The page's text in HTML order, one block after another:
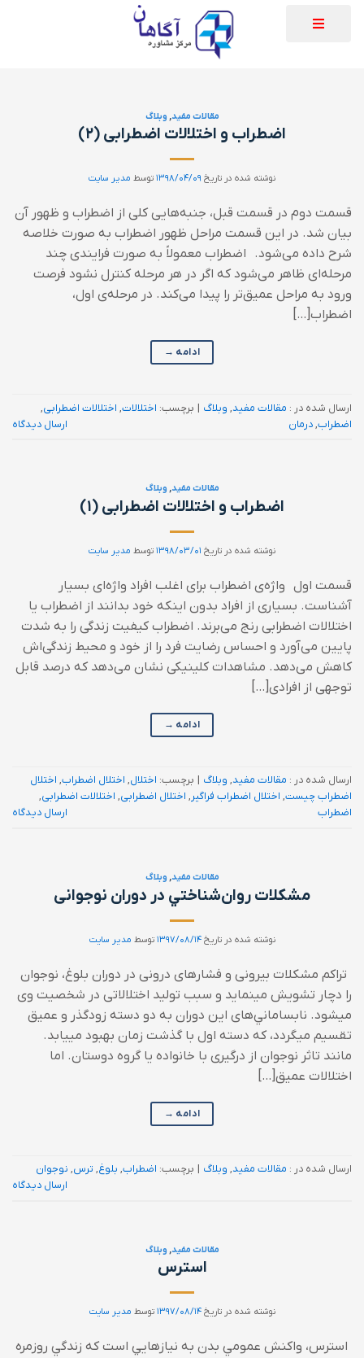
مقالات مفید, وبلاگ
اضطراب و اختلالات اضطرابی (۲)
نوشته شده در تاریخ ۱۳۹۸/۰۴/۰۹ توسط مدیر سایت
قسمت دوم در قسمت قبل، جنبه‌هایی کلی از اضطراب و ظهور آن
بیان شد. در این قسمت مراحل ظهور اضطراب به صورت خلاصه
شرح داده می‌شود. اضطراب معمولا‌ً به صورت فرایندی چند
مرحله‌ای ظاهر می‌شود که اگر در هر مرحله کنترل نشود فرصت
ورود به مراحل عمیق‌تر را پیدا می‌کند. در مرحله‌ی اول،
اضطراب[…]
ادامه →
ارسال شده در : مقالات مفید, وبلاگ | برچسب: اختلالات, اختلالات اضطرابی,
اضطراب,درمان ارسال دیدگاه
مقالات مفید, وبلاگ
اضطراب و اختلالات اضطرابی (۱)
نوشته شده در تاریخ ۱۳۹۸/۰۳/۰۱ توسط مدیر سایت
قسمت اول واژه‌ی اضطراب برای اغلب افراد واژه‌ای بسیار
آشناست. بسیاری از افراد بدون اینکه خود بدانند از اضطراب یا
اختلالات اضطرابی رنج می‌برند. اضطراب کیفیت زندگی را به شدت
پایین می‌آورد و احساس رضایت فرد را از خود و محیط زندگی‌اش
کاهش می‌دهد. مشاهدات کلینیکی نشان می‌دهد که درصد قابل
توجهی از افرادی[…]
ادامه →
ارسال شده در : مقالات مفید, وبلاگ | برچسب: اختلال, اختلال اضطراب, اختلال
اضطراب چیست, اختلال اضطراب فراگیر, اختلال اضطرابی, اختلالات اضطرابی,
اضطراب
ارسال دیدگاه
مقالات مفید, وبلاگ
مشکلات روان‌شناختي در دوران نوجوانی
نوشته شده در تاریخ۱۳۹۷/۰۸/۱۴ توسط مدیر سایت
تراکم مشکلات بيرونی و فشارهای درونی در دوران بلوغ، نوجوان
را دچار تشويش می‏نمايد و سبب توليد اختلالاتی در شخصيت وی
می‏شود. نابساماني‌های اين دوران به دو دسته زودگذر و عميق
تقسيم می‏گردد، که دسته اول با گذشت زمان بهبود می‏يابد.
مانند تاثر نوجوان از درگيری با خانواده يا گروه دوستان. اما
اختلالات عميق[…]
ادامه →
ارسال شده در : مقالات مفید, وبلاگ | برچسب: اضطراب, بلوغ, ترس, نوجوان
ارسال دیدگاه
مقالات مفید, وبلاگ
استرس
نوشته شده در تاریخ۱۳۹۷/۰۸/۱۴ توسط مدیر سایت
استرس، واكنش عمومي بدن به نيازهايي است كه زندگي روزمره